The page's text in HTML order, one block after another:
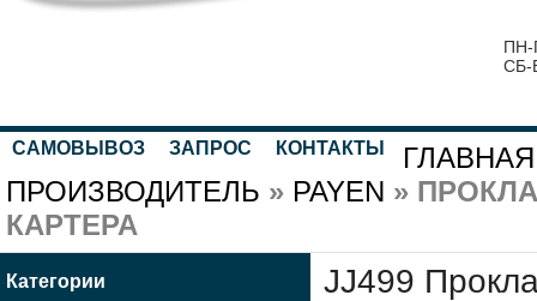
ПН-
СБ-
САМОВЫВОЗ ЗАПРОС КОНТАКТЫ ГЛАВНАЯ
ПРОИЗВОДИТЕЛЬ » PAYEN »
КАРТЕРА
JJ499
Категории